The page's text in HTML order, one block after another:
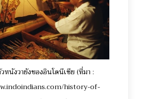
หนังวายังของอินโดนีเซีย (ที่มา :
history-of-